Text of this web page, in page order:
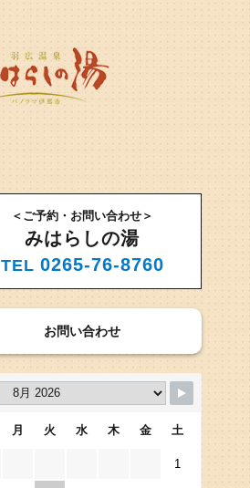
＜ご予約・お問い合わせ＞
みはらしの湯
TEL 0265-76-8760
お問い合わせ
月 火 水 木 金 土
1